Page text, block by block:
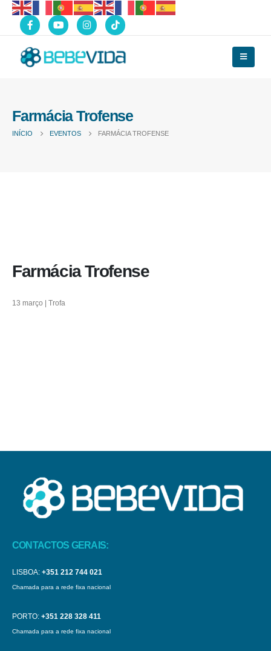
Farmácia Trofense
INÍCIO EVENTOS FARMÁCIA TROFENSE
Farmácia Trofense
13 março | Trofa
CONTACTOS GERAIS:
LISBOA: +351 212 744 021
Chamada para a rede fixa nacional
PORTO: +351 228 328 411
Chamada para a rede fixa nacional